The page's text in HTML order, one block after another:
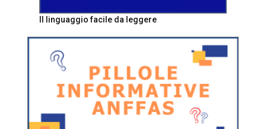
Il linguaggio facile da leggere